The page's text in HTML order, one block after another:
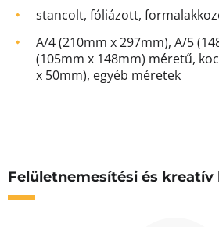
stancolt, fóliázott,
A/4 (210mm x 297mm), A/5
(105mm x 148mm) méretű,
x 50mm), egyéb méretek
Felületnemesítési és kreatív